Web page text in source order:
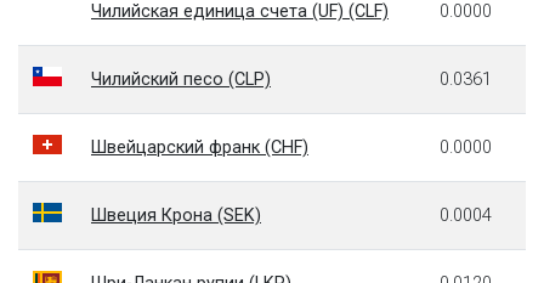
Чилийская единица счета (UF) (CLF) 0.0000
Чилийский песо (CLP) 0.0361
Швейцарский франк (CHF) 0.0000
Швеция Крона (SEK) 0.0004